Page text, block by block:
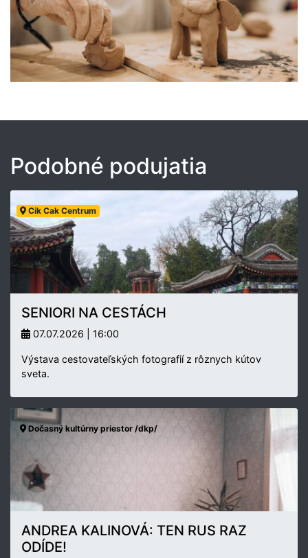
Podobné podujatia
Cik Cak Centrum
SENIORI NA CESTÁCH
07.07.2026 | 16:00
Výstava cestovateľských fotografií z rôznych kútov
sveta.
Dočasný kultúrny priestor /dkp/
ANDREA KALINOVÁ: TEN RUS RAZ
ODÍDE!